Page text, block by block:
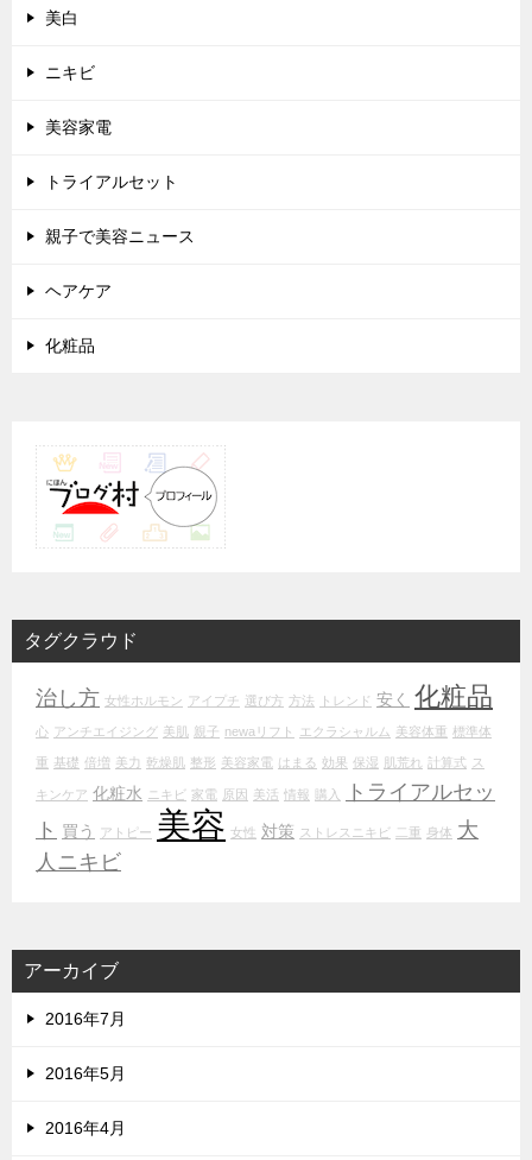
美白
ニキビ
美容家電
トライアルセット
親子で美容ニュース
ヘアケア
化粧品
タグクラウド
治し方 女性ホルモン アイプチ 選び方 方法 トレンド 安く 化粧品
心 アンチエイジング 美肌 親子 newaリフト エクラシャルム 美容体重 標準体
重 基礎 倍増 美力 乾燥肌 整形 美容家電 はまる 効果 保湿 肌荒れ 計算式 ス
キンケア 化粧水 ニキビ 家電 原因 美活 情報 購入
トライアルセッ
ト 買う アトピー 美容 女性 対策 ストレスニキビ 二重 身体 大
人ニキビ
アーカイブ
2016年7月
2016年5月
2016年4月